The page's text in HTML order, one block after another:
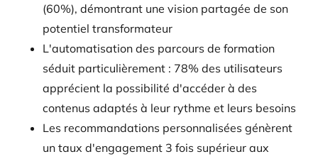
(60%), démontrant une vision partagée de son
potentiel transformateur
L'automatisation des parcours de formation
séduit particulièrement : 78% des utilisateurs
apprécient la possibilité d'accéder à des
contenus adaptés à leur rythme et leurs besoins
Les recommandations personnalisées génèrent
un taux d'engagement 3 fois supérieur aux